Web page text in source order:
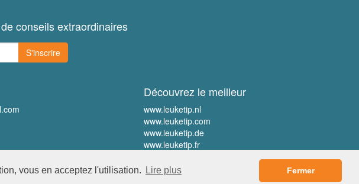
vous en acceptez l'utilisation. Lire plus Fermer
conseils extraordinaires
S'inscrire
Découvrez le meilleur
www.leuketip.nl
www.leuketip.com
www.leuketip.de
www.leuketip.fr